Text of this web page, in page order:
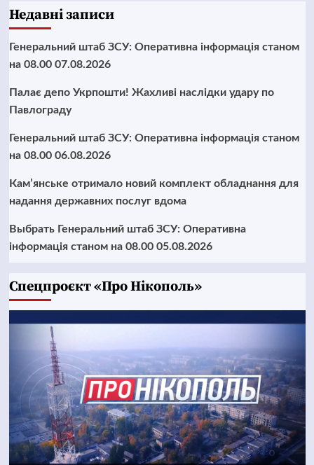
Недавні записи
Генеральний штаб ЗСУ: Оперативна інформація станом
на 08.00 07.08.2026
Палає депо Укрпошти! Жахливі наслідки удару по
Павлограду
Генеральний штаб ЗСУ: Оперативна інформація станом
на 08.00 06.08.2026
Кам’янське отримало новий комплект обладнання для
надання державних послуг вдома
Выбрать Генеральний штаб ЗСУ: Оперативна
інформація станом на 08.00 05.08.2026
Cпецпроєкт «Про Нікополь»